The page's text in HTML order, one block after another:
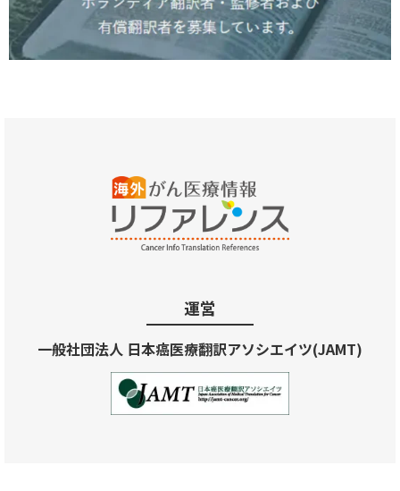
運営
一般社団法人 日本癌医療翻訳アソシエイツ(JAMT)